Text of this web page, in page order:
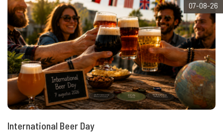
07-08-26
International Beer Day